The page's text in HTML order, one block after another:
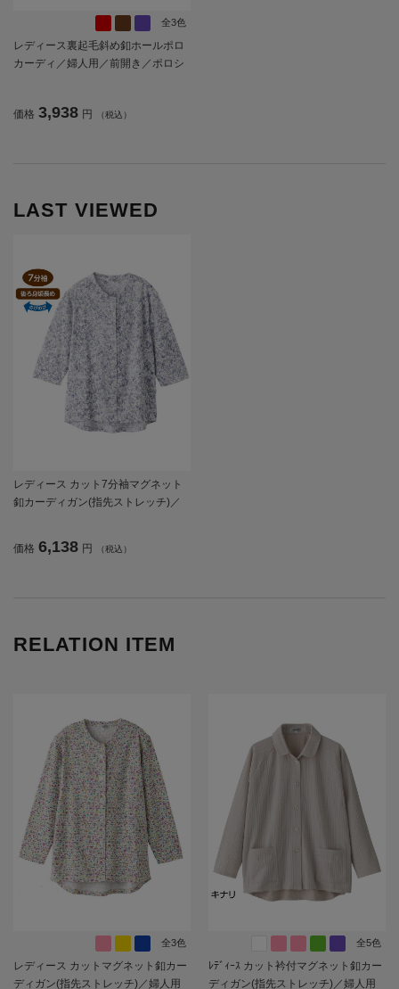
全3色
レディース裏起毛斜め釦ホールポロ
カーディ／婦人用／前開き／ポロシ
価格 3,938 円 （税込）
LAST VIEWED
レディース カット7分袖マグネット
釦カーディガン(指先ストレッチ)／
価格 6,138 円 （税込）
RELATION ITEM
全3色
レディース カットマグネット釦カー
ディガン(指先ストレッチ)／婦人用
全5色
ﾚﾃﾞｨｰｽ カット衿付マグネット釦カー
ディガン(指先ストレッチ)／婦人用